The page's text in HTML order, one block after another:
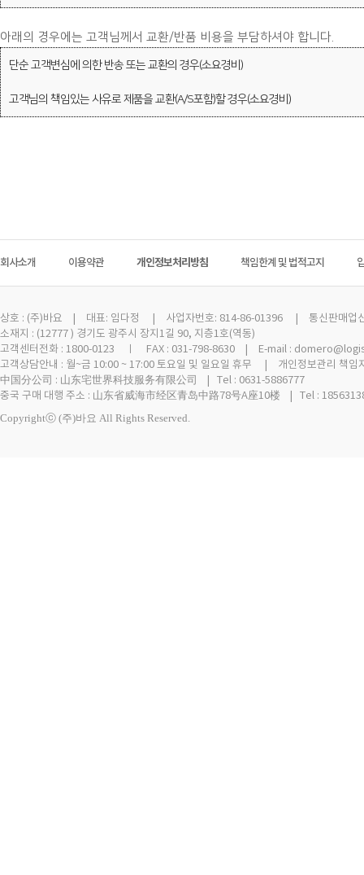
아래의 경우에는 고객님께서 교환/반품 비용을 부담하셔야 합니다.
단순 고객변심에 의한 반송 또는 교환의 경우(소요경비)
고객님의 책임있는 사유로 제품을 교환(A/S포함)할 경우(소요경비)
회사소개 이용약관 개인정보처리방침 책임한계 및 법적고지
상호 : (주)바요 | 대표: 임다정 | 사업자번호: 814-86-01396 | 통신판매업신
소재지 : (12777 ) 경기도 광주시 장지1길 90, 지층1호(역동)
고객센터전화 : 1800-0123 ㅣ FAX : 031-798-8630 | E-mail :
고객상담안내 : 월~금 10:00 ~ 17:00 토요일 및 일요일 휴무 | 개인정보관리 책임
中国分公司 : 山东宅世界科技服务有限公司 | Tel : 0631-5886777
중국 구매 대행 주소 : 山东省威海市经区青岛中路78号A座10楼 | Tel :
Copyrightⓒ (주)바요 All Rights Reserved.